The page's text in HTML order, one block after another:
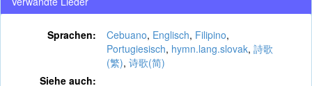
Sprachen: Cebuano, Englisch, Filipino,
Portugiesisch, hymn.lang.slovak, 詩歌
(繁), 诗歌(简)
Siehe auch: